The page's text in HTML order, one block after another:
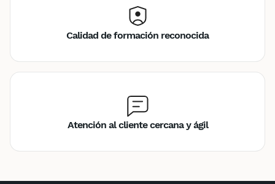
Calidad de formación reconocida
Atención al cliente cercana y ágil